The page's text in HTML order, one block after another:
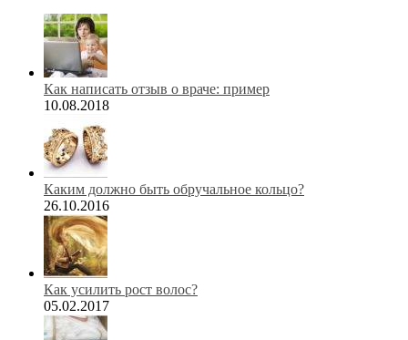
Как написать отзыв о враче: пример
10.08.2018
Каким должно быть обручальное кольцо?
26.10.2016
Как усилить рост волос?
05.02.2017